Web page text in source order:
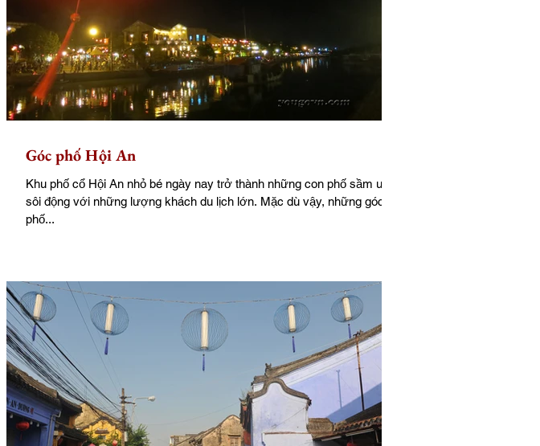
Góc phố Hội An
Khu phố cổ Hội An nhỏ bé ngày nay trở thành những con phố sầm uất,
sôi động với những lượng khách du lịch lớn. Mặc dù vậy, những góc
phố...